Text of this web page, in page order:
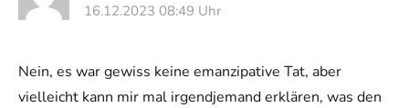
16.12.2023 08:49 Uhr
Nein, es war gewiss keine emanzipative Tat, aber
vielleicht kann mir mal irgendjemand erklären, was den